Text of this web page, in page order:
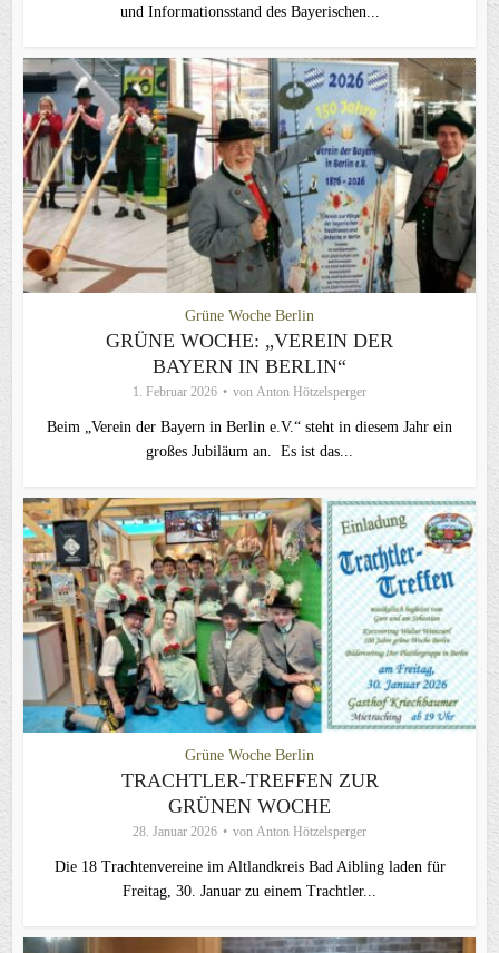
und Informationsstand des Bayerischen...
Grüne Woche Berlin
GRÜNE WOCHE: „VEREIN DER
BAYERN IN BERLIN“
1. Februar 2026 von Anton Hötzelsperger
Beim „Verein der Bayern in Berlin e.V.“ steht in diesem Jahr ein
großes Jubiläum an. Es ist das...
Grüne Woche Berlin
TRACHTLER-TREFFEN ZUR
GRÜNEN WOCHE
28. Januar 2026 von Anton Hötzelsperger
Die 18 Trachtenvereine im Altlandkreis Bad Aibling laden für
Freitag, 30. Januar zu einem Trachtler...